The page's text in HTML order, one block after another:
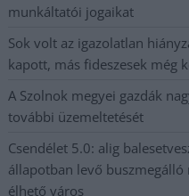
munkáltatói jogaikat
Sok volt az igazolatlan
kapott, más fideszesek még
A Szolnok megyei gazdák
további üzemeltetését
Csendélet 5.0: alig
állapotban levő
élhető város